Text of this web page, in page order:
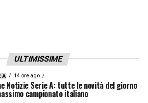
ULTIMISSIME
A 14 ore ago
Notizie Serie A: tutte le novità del giorno
campionato italiano